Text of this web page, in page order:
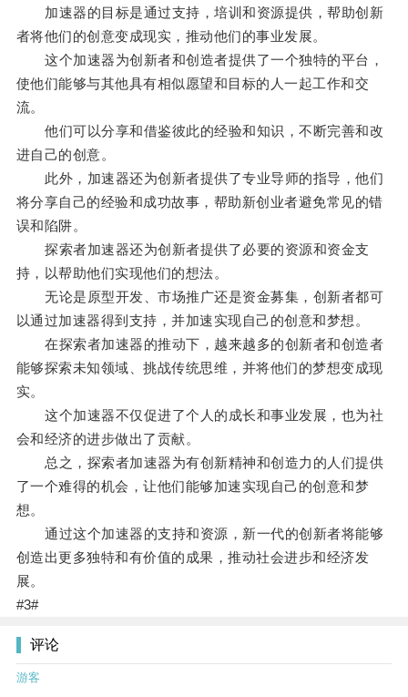
加速器的目标是通过支持，培训和资源提供，帮助创新
者将他们的创意变成现实，推动他们的事业发展。
这个加速器为创新者和创造者提供了一个独特的平台，
使他们能够与其他具有相似愿望和目标的人一起工作和交
流。
他们可以分享和借鉴彼此的经验和知识，不断完善和改
进自己的创意。
此外，加速器还为创新者提供了专业导师的指导，他们
将分享自己的经验和成功故事，帮助新创业者避免常见的错
误和陷阱。
探索者加速器还为创新者提供了必要的资源和资金支
持，以帮助他们实现他们的想法。
无论是原型开发、市场推广还是资金募集，创新者都可
以通过加速器得到支持，并加速实现自己的创意和梦想。
在探索者加速器的推动下，越来越多的创新者和创造者
能够探索未知领域、挑战传统思维，并将他们的梦想变成现
实。
这个加速器不仅促进了个人的成长和事业发展，也为社
会和经济的进步做出了贡献。
总之，探索者加速器为有创新精神和创造力的人们提供
了一个难得的机会，让他们能够加速实现自己的创意和梦
想。
通过这个加速器的支持和资源，新一代的创新者将能够
创造出更多独特和有价值的成果，推动社会进步和经济发
展。
#3#
评论
游客